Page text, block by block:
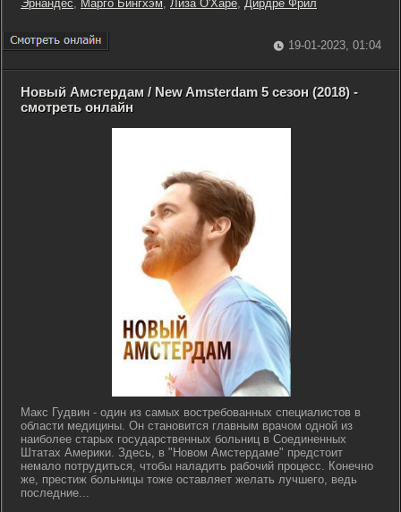
Эрнандес, Марго Бингхэм, Лиза О'Харе, Дирдре Фрил
19-01-2023, 01:04
Новый Амстердам / New Amsterdam 5 сезон (2018) -
смотреть онлайн
Макс Гудвин - один из самых востребованных специалистов в
области медицины. Он становится главным врачом одной из
наиболее старых государственных больниц в Соединенных
Штатах Америки. Здесь, в "Новом Амстердаме" предстоит
немало потрудиться, чтобы наладить рабочий процесс. Конечно
же, престиж больницы тоже оставляет желать лучшего, ведь
последние...